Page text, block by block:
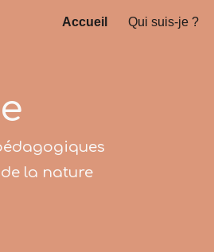
Skip to navigation
Accueil Qui suis-je ?
la nature